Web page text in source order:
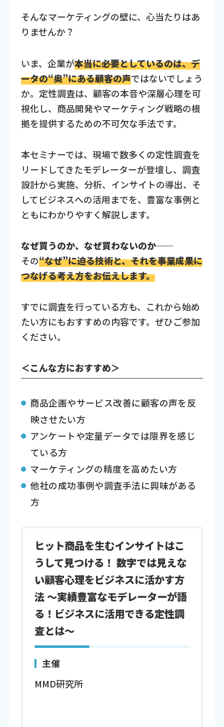
そんなマーケティングの壁に、心当たりはあ
りませんか？
いま、企業が本当に必要としているのは、デ
ータの“奥”にある顧客の声ではないでしょう
か。定性調査は、顧客の本音や深層心理を可
視化し、商品開発やマーケティング戦略の根
拠を提供するための不可欠な手法です。
本セミナーでは、現場で数多くの定性調査を
リードしてきたモデレーターが登壇し、調査
設計から実施、分析、インサイトの導出、そ
してビジネスへの活用までを、豊富な事例と
ともにわかりやすく解説します。
なぜ買うのか、なぜ買わないのか——
その“なぜ”に迫る技術と、それを事業成果に
つなげる考え方をお伝えします。
すでに調査を行っている方も、これから始め
たい方にもおすすめの内容です。ぜひご参加
ください。
＜こんな方におすすめ＞
商品企画やサービス改善に顧客の声を反
映させたい方
アンケートや定量データでは限界を感じ
ている方
マーケティングの精度を高めたい方
他社の成功事例や調査手法に興味がある
方
ヒット商品を生むインサイトはこ
うして見つける！ 数字では見えな
い顧客心理をビジネスに活かす方
法 ～実績豊富なモデレーターが語
る！ビジネスに活用できる定性調
査とは～
主催
MMD研究所